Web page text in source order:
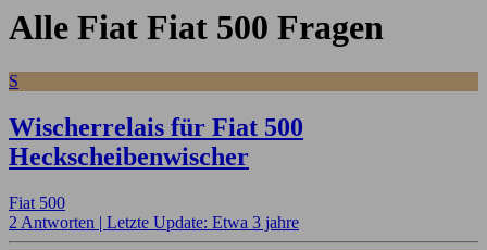
Alle Fiat Fiat 500 Fragen
S
Wischerrelais für Fiat 500
Heckscheibenwischer
Fiat 500
2 Antworten | Letzte Update: Etwa 3 jahre